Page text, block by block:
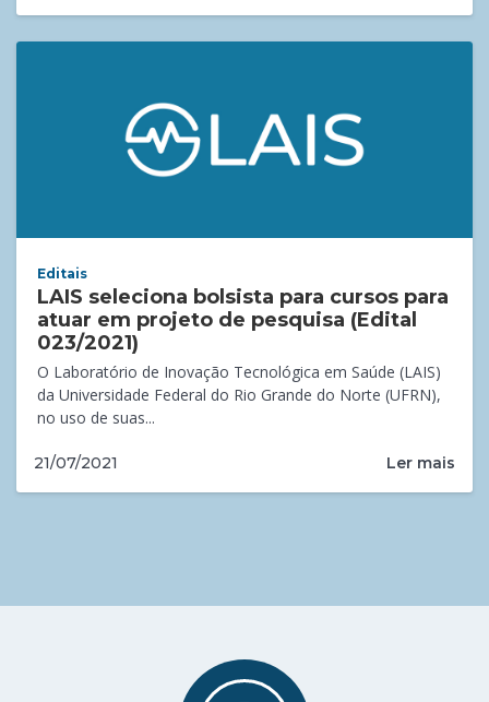
Editais
LAIS seleciona bolsista para cursos para
atuar em projeto de pesquisa (Edital
023/2021)
O Laboratório de Inovação Tecnológica em Saúde (LAIS)
da Universidade Federal do Rio Grande do Norte (UFRN),
no uso de suas...
21/07/2021 Ler mais